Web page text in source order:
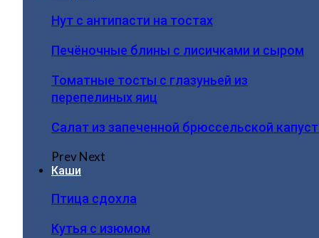
Нут с антипасти на тостах
Печёночные блины с лисичками и сыром
Томатные тосты с глазуньей из
перепелиных яиц
Салат из запеченной брюссельской
PrevNext
Каши
Птица сдохла
Кутья с изюмом